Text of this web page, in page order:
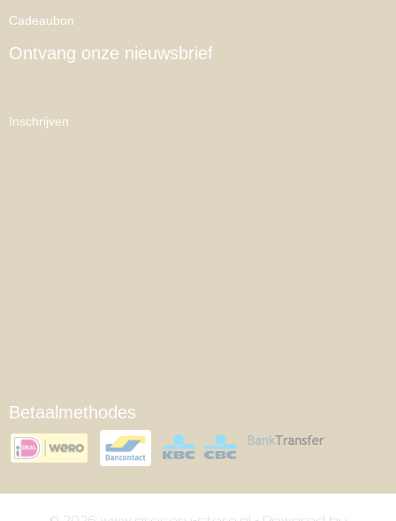
Cadeaubon
Ontvang onze nieuwsbrief
Inschrijven
Betaalmethodes